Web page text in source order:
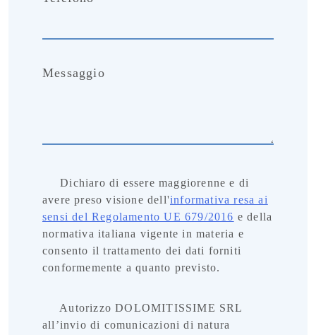
Messaggio
Dichiaro di essere maggiorenne e di
avere preso visione dell'informativa resa ai
sensi del Regolamento UE 679/2016 e della
normativa italiana vigente in materia e
consento il trattamento dei dati forniti
conformemente a quanto previsto.
Autorizzo DOLOMITISSIME SRL
all’invio di comunicazioni di natura